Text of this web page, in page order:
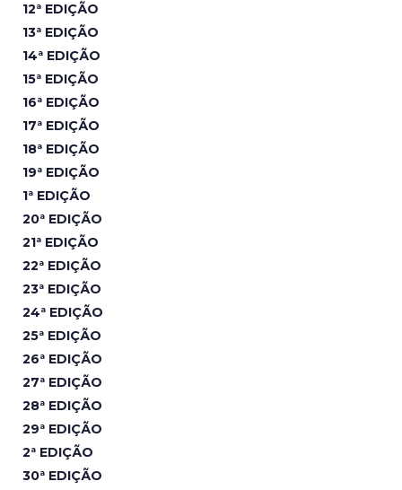
12ª EDIÇÃO
13ª EDIÇÃO
14ª EDIÇÃO
15ª EDIÇÃO
16ª EDIÇÃO
17ª EDIÇÃO
18ª EDIÇÃO
19ª EDIÇÃO
1ª EDIÇÃO
20ª EDIÇÃO
21ª EDIÇÃO
22ª EDIÇÃO
23ª EDIÇÃO
24ª EDIÇÃO
25ª EDIÇÃO
26ª EDIÇÃO
27ª EDIÇÃO
28ª EDIÇÃO
29ª EDIÇÃO
2ª EDIÇÃO
30ª EDIÇÃO